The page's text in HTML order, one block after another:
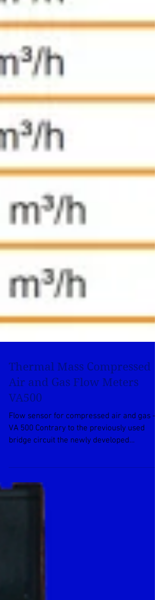
Thermal Mass Compressed
Air and Gas Flow Meters
VA500
VA 500 Contrary to the previously used
evaluation electronics...